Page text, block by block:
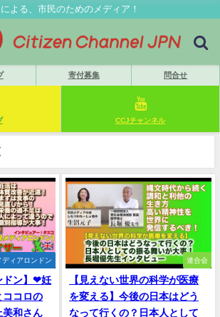
よる、市民のためのメディア！
寄付募集 問合せ
CCJチャンネル
ディアロンドン
ドン】❤妊
ココロの
和さん
連合会
【見えない世界の科学が医療
を変える】今後の日本はどう
なって行くの？日本人として